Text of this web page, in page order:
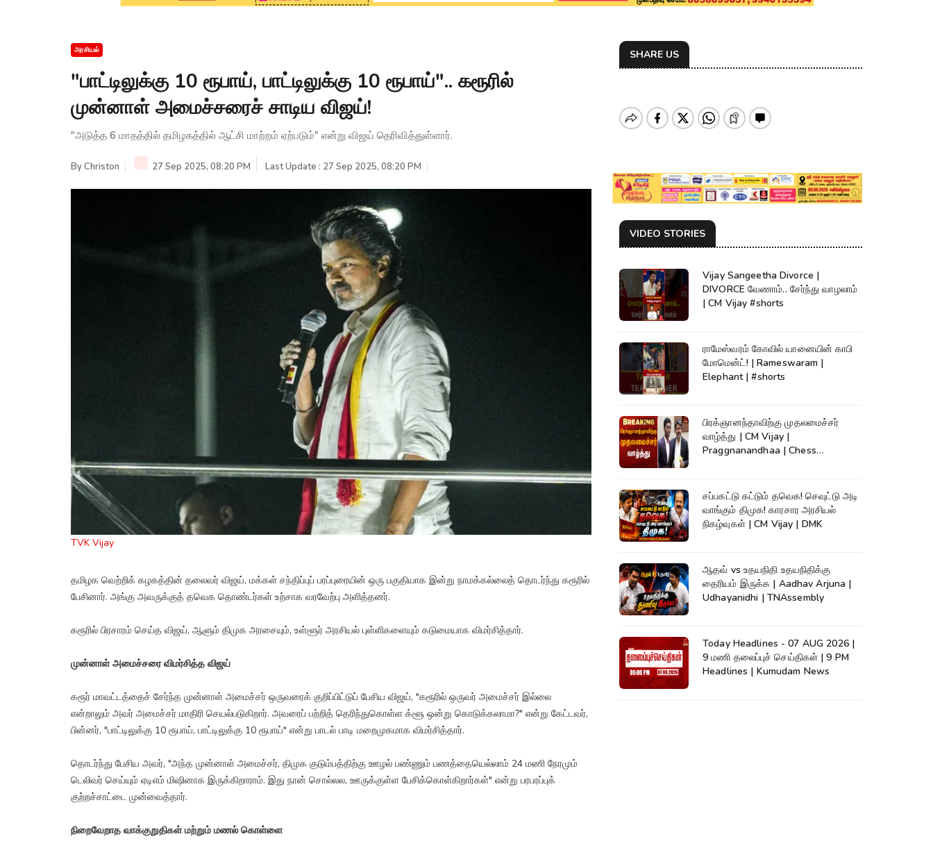
அரசியல்
"பாட்டிலுக்கு 10 ரூபாய், பாட்டிலுக்கு 10 ரூபாய்".. கரூரில்
முன்னாள் அமைச்சரைச் சாடிய விஜய்!
"அடுத்த 6 மாதத்தில் தமிழகத்தில் ஆட்சி மாற்றம் ஏற்படும்" என்று விஜய் தெரிவித்துள்ளார்.
ByChriston 27 Sep 2025, 08:20 PM Last Update : 27 Sep 2025, 08:20 PM
TVK Vijay
தமிழக வெற்றிக் கழகத்தின் தலைவர் விஜய், மக்கள் சந்திப்புப் பரப்புரையின் ஒரு பகுதியாக இன்று நாமக்கல்லைத் தொடர்ந்து கரூரில்
பேசினார். அங்கு அவருக்குத் தவெக தொண்டர்கள் உற்சாக வரவேற்பு அளித்தனர்.
கரூரில் பிரசாரம் செய்த விஜய், ஆளும் திமுக அரசையும், உள்ளூர் அரசியல் புள்ளிகளையும் கடுமையாக விமர்சித்தார்.
முன்னாள் அமைச்சரை விமர்சித்த விஜய்
கரூர் மாவட்டத்தைச் சேர்ந்த முன்னாள் அமைச்சர் ஒருவரைக் குறிப்பிட்டுப் பேசிய விஜய், "கரூரில் ஒருவர் அமைச்சர் இல்லை
என்றாலும் அவர் அமைச்சர் மாதிரி செயல்படுகிறார். அவரைப் பற்றித் தெரிந்துகொள்ள க்ளூ ஒன்று கொடுக்கலாமா?" என்று கேட்டவர்,
பின்னர், "பாட்டிலுக்கு 10 ரூபாய், பாட்டிலுக்கு 10 ரூபாய்" என்று பாடல் பாடி மறைமுகமாக விமர்சித்தார்.
தொடர்ந்து பேசிய அவர், "அந்த முன்னாள் அமைச்சர், திமுக குடும்பத்திற்கு ஊழல் பண்ணும் பணத்தையெல்லாம் 24 மணி நேரமும்
டெலிவர் செய்யும் ஏடிஎம் மிஷினாக இருக்கிறாராம். இது நான் சொல்லல, ஊருக்குள்ள பேசிக்கொள்கிறார்கள்" என்று பரபரப்புக்
குற்றச்சாட்டை முன்வைத்தார்.
நிறைவேறாத வாக்குறுதிகள் மற்றும் மணல் கொள்ளை
SHARE US
VIDEO STORIES
Vijay Sangeetha Divorce |
DIVORCE வேணாம்.. சேர்ந்து வாழலாம்
| CM Vijay #shorts
ராமேஸ்வரம் கோவில் யானையின் காபி
மோமென்ட்! | Rameswaram |
Elephant | #shorts
பிரக்ஞானந்தாவிற்கு முதலமைச்சர்
வாழ்த்து | CM Vijay |
Praggnanandhaa | Chess
சப்பகட்டு கட்டும் தவெக! செவுட்டு அடி
வாங்கும் திமுக! காரசார அரசியல்
நிகழ்வுகள் | CM Vijay | DMK
ஆதவ் vs உதயநிதி உதயநிதிக்கு
தைரியம் இருக்க | Aadhav Arjuna |
Udhayanidhi | TNAssembly
Today Headlines - 07 AUG 2026 |
9 மணி தலைப்புச் செய்திகள் | 9 PM
Headlines | Kumudam News